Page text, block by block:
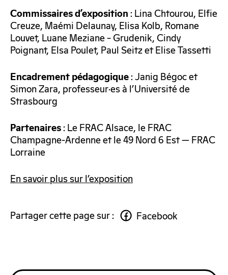
Commissaires d’exposition : Lina Chtourou, Elfie
Creuze, Maémi Delaunay, Elisa Kolb, Romane
Louvet, Luane Meziane – Grudenik, Cindy
Poignant, Elsa Poulet, Paul Seitz et Elise Tassetti
Encadrementpédagogique: Janig Bégoc et
Simon Zara, professeur·es à l’Université de
Strasbourg
Partenaires: Le FRAC Alsace, le FRAC
Champagne-Ardenne et le 49 Nord 6 Est — FRAC
Lorraine
En savoir plus sur l’exposition
Partager cette page sur : Facebook